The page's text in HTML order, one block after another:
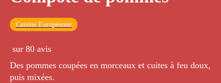
Cuisine Européenne
sur 80 avis
Des pommes coupées en morceaux et cuites à feu doux,
puis mixées.